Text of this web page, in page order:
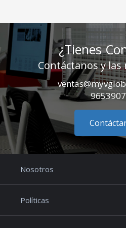
¿Tienes
Contáctanos y
Nosotros
Políticas